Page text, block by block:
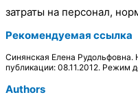
затраты на персонал,
Рекомендуемая ссылка
Синянская Елена Рудольфовна.
публикации: 08.11.2012. Режим
Authors